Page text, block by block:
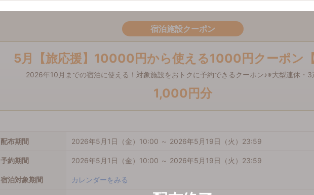
宿泊施設クーポン
5月【旅応援】10000円から使える1000円クーポン【
2026年10月までの宿泊に使える！対象施設をおトクに予約できるクーポン♪※大型連休・3
1,000円分
配布期間 2026年5月1日（金）10:00 ～ 2026年5月19日（火）23:59
予約期間 2026年5月1日（金）10:00 ～ 2026年5月19日（火）23:59
宿泊対象期間 カレンダーをみる